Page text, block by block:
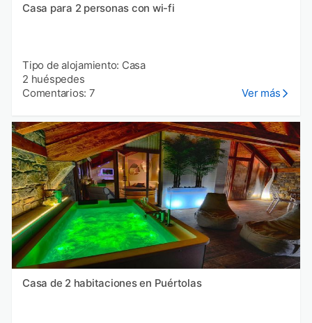
Casa para 2 personas con wi-fi
Tipo de alojamiento: Casa
2 huéspedes
Comentarios: 7
Ver más
Casa de 2 habitaciones en Puértolas